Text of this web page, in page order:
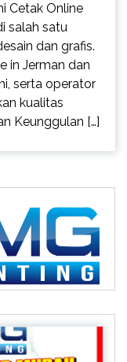
Cetak Online
salah satu
dan grafis.
in Jerman dan
serta operator
kualitas
Keunggulan […]